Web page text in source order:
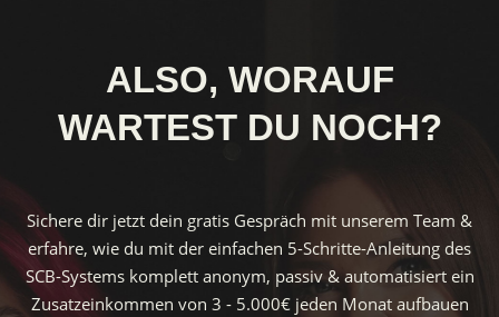
ALSO, WORAUF
WARTEST DU NOCH?
Sichere dir jetzt dein gratis Gespräch mit unserem Team &
erfahre, wie du mit der einfachen 5-Schritte-Anleitung des
SCB-Systems komplett anonym, passiv & automatisiert ein
Zusatzeinkommen von 3 - 5.000€ jeden Monat aufbauen